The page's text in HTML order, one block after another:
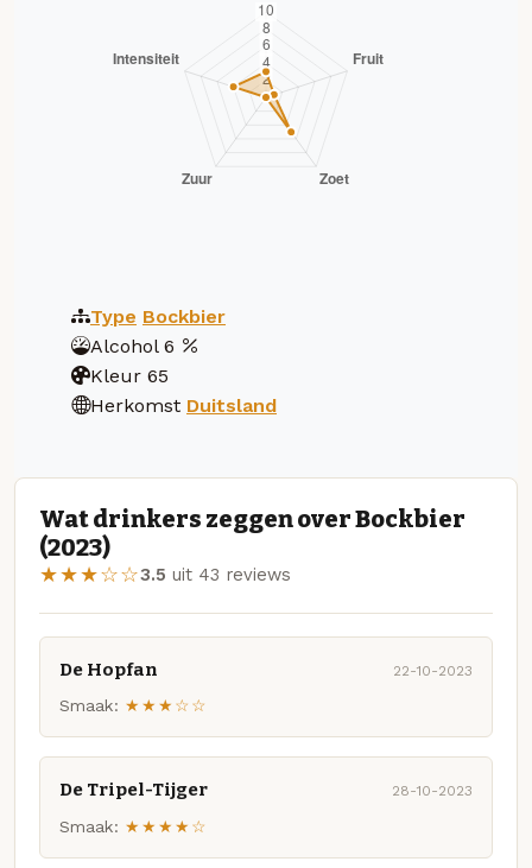
Type Bockbier
Alcohol 6
Kleur 65
Herkomst Duitsland
Wat drinkers zeggen over Bockbier
(2023)
★★★☆☆3.5 uit 43 reviews
De Hopfan 22-10-2023
Smaak: ★★★☆☆
De Tripel-Tijger 28-10-2023
Smaak: ★★★★☆